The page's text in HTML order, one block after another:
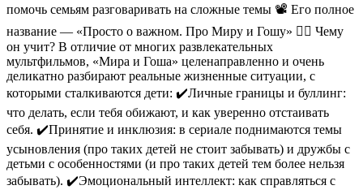
помочь семьям разговаривать на сложные темы 📽️ Его полное
название — «Просто о важном. Про Миру и Гошу» 🧏‍♀️ Чему
он учит? В отличие от многих развлекательных
мультфильмов, «Мира и Гоша» целенаправленно и очень
деликатно разбирают реальные жизненные ситуации, с
которыми сталкиваются дети: ✔️Личные границы и буллинг:
что делать, если тебя обижают, и как уверенно отстаивать
себя. ✔️Принятие и инклюзия: в сериале поднимаются темы
усыновления (про таких детей не стоит забывать) и дружбы с
детьми с особенностями (и про таких детей тем более нельзя
забывать). ✔️Эмоциональный интеллект: как справляться с